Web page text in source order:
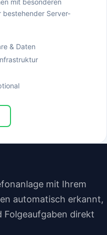
bestehender Server-
& Daten
mit Ihrem
automatisch erkannt,
Folgeaufgaben direkt